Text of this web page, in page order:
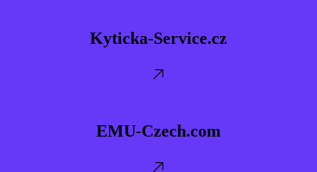
Kyticka-Service.cz
EMU-Czech.com